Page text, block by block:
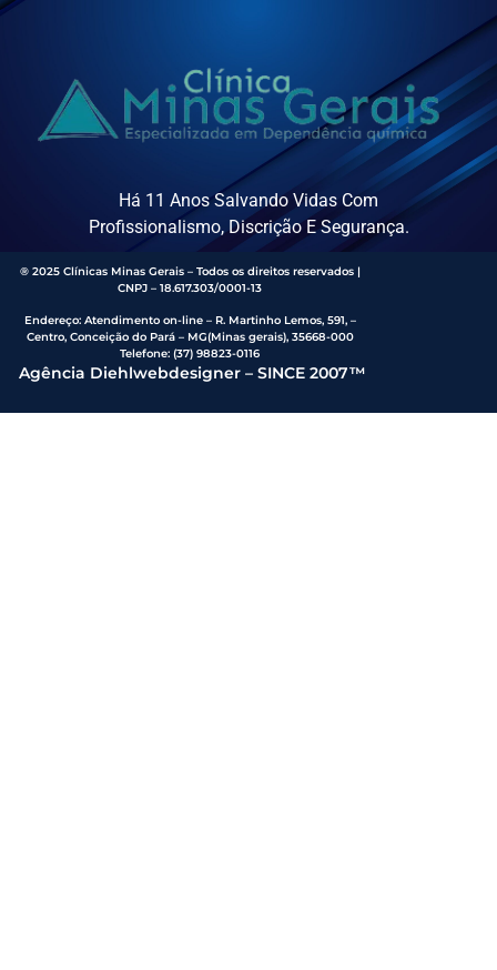
Há 11 Anos Salvando Vidas Com
Profissionalismo, Discrição E Segurança.
® 2025 Clínicas Minas Gerais – Todos os direitos reservados |
CNPJ – 18.617.303/0001-13
Endereço: Atendimento on-line – R. Martinho Lemos, 591, –
Centro, Conceição do Pará – MG(Minas gerais), 35668-000
Telefone:(37) 98823-0116
Agência Diehlwebdesigner – SINCE 2007™